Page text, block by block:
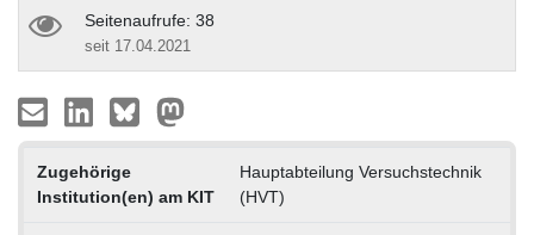
Seitenaufrufe: 38
seit 17.04.2021
Zugehörige
Institution(en) am KIT
Hauptabteilung Versuchstechnik
(HVT)